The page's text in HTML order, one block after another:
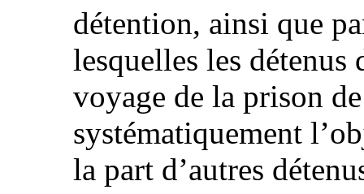
détention, ainsi que
lesquelles les détenus
voyage de la prison
systématiquement
la part d’autres